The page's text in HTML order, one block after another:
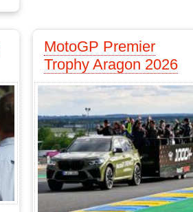
MotoGP Premier
Trophy Aragon 2026